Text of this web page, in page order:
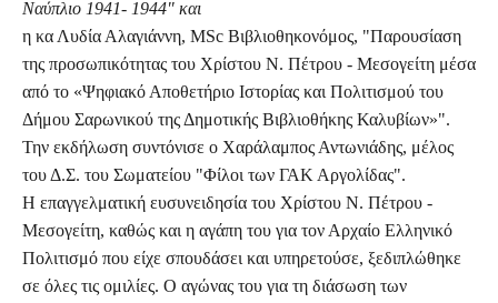
Ναύπλιο 1941- 1944" και
η κα Λυδία Αλαγιάννη, MSc Βιβλιοθηκονόμος, "Παρουσίαση
της προσωπικότητας του Χρίστου Ν. Πέτρου - Μεσογείτη μέσα
από το «Ψηφιακό Αποθετήριο Ιστορίας και Πολιτισμού του
Δήμου Σαρωνικού της Δημοτικής Βιβλιοθήκης Καλυβίων»".
Την εκδήλωση συντόνισε ο Χαράλαμπος Αντωνιάδης, μέλος
του Δ.Σ. του Σωματείου "Φίλοι των ΓΑΚ Αργολίδας".
Η επαγγελματική ευσυνειδησία του Χρίστου Ν. Πέτρου -
Μεσογείτη, καθώς και η αγάπη του για τον Αρχαίο Ελληνικό
Πολιτισμό που είχε σπουδάσει και υπηρετούσε, ξεδιπλώθηκε
σε όλες τις ομιλίες. Ο αγώνας του για τη διάσωση των